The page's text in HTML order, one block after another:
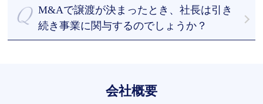
で、まずはご相談ください。
M&Aで譲渡が決まったとき、社長は引き
続き事業に関与するのでしょうか？
会社概要